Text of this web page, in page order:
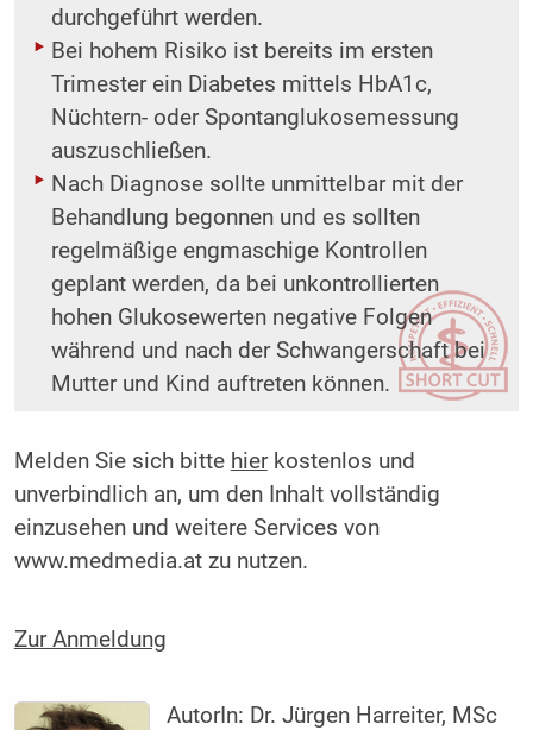
durchgeführt werden.
Bei hohem Risiko ist bereits im ersten
Trimester ein Diabetes mittels HbA1c,
Nüchtern- oder ­Spontanglukosemessung
auszuschließen.
Nach Diagnose sollte unmittelbar mit der
Behandlung begonnen und es sollten
regelmäßige engmaschige ­Kontrollen
geplant werden, da bei unkontrollierten
hohen Glukosewerten negative Folgen
während und nach der Schwangerschaft bei
Mutter und Kind auftreten können.
Melden Sie sich bitte hierkostenlos und
unverbindlich an, um den Inhalt vollständig
einzusehen und weitere Services von
www.medmedia.at zu nutzen.
Zur Anmeldung
AutorIn: Dr. Jürgen Harreiter, MSc